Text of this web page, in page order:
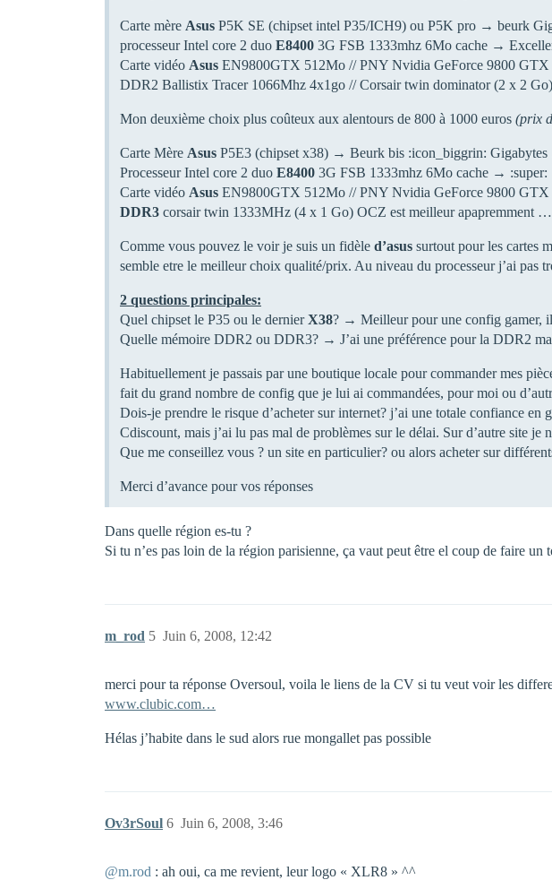
Carte mère Asus P5K SE (chipset intel P35/ICH9) ou P5K pro → beurk
processeur Intel core 2 duo E8400 3G FSB 1333mhz 6Mo cache →
Carte vidéo Asus EN9800GTX 512Mo // PNY Nvidia GeForce 9800
DDR2 Ballistix Tracer 1066Mhz 4x1go // Corsair twin dominator (2 x 2
Mon deuxième choix plus coûteux aux alentours de 800 à 1000 euros (prix
Carte Mère Asus P5E3 (chipset x38) → Beurk bis :icon_biggrin:
Processeur Intel core 2 duo E8400 3G FSB 1333mhz 6Mo cache → :super:
Carte vidéo Asus EN9800GTX 512Mo // PNY Nvidia GeForce 9800
DDR3 corsair twin 1333MHz (4 x 1 Go) OCZ est meilleur apapremment …
Comme vous pouvez le voir je suis un fidèle d’asus surtout pour les cartes
semble etre le meilleur choix qualité/prix. Au niveau du processeur j’ai
2 questions principales:
Quel chipset le P35 ou le dernierX38? → Meilleur pour une config gamer,
Quelle mémoire DDR2 ou DDR3? → J’ai une préférence pour la DDR2
Habituellement je passais par une boutique locale pour commander mes
fait du grand nombre de config que je lui ai commandées, pour moi ou
Dois-je prendre le risque d’acheter sur internet? j’ai une totale confiance
Cdiscount, mais j’ai lu pas mal de problèmes sur le délai. Sur d’autre site je
Que me conseillez vous ? un site en particulier? ou alors acheter sur
Merci d’avance pour vos réponses
Dans quelle région es-tu ?
Si tu n’es pas loin de la région parisienne, ça vaut peut être el coup de faire
m_rod Juin 6, 2008, 12:42
5
merci pour ta réponse Oversoul, voila le liens de la CV si tu veut voir les
www.clubic.com…
Hélas j’habite dans le sud alors rue mongallet pas possible
Ov3rSoul Juin 6, 2008, 3:46
6
@m.rod : ah oui, ca me revient, leur logo « XLR8 » ^^